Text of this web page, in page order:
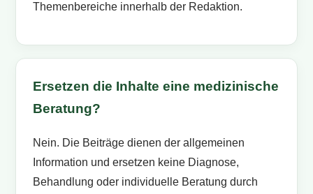
Themenbereiche innerhalb der Redaktion.
Ersetzen die Inhalte eine medizinische
Beratung?
Nein. Die Beiträge dienen der allgemeinen
Information und ersetzen keine Diagnose,
Behandlung oder individuelle Beratung durch